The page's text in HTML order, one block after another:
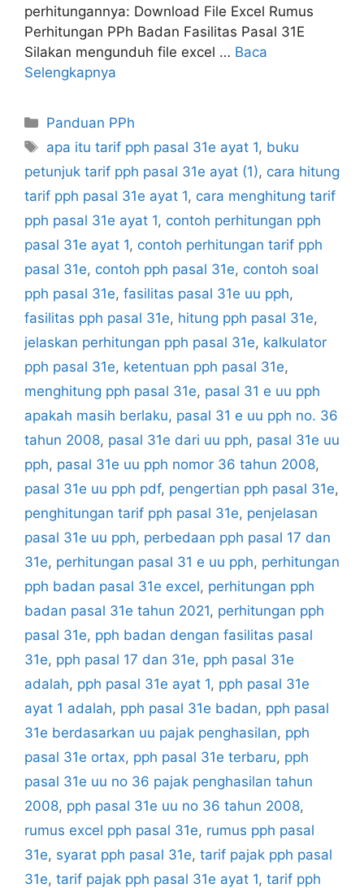
perhitungannya: Download File Excel Rumus
Perhitungan PPh Badan Fasilitas Pasal 31E
Silakan mengunduh file excel … Baca
Selengkapnya
Kategori
Panduan PPh
Tag
apa itu tarif pph pasal 31e ayat 1, buku
petunjuk tarif pph pasal 31e ayat (1), cara hitung
tarif pph pasal 31e ayat 1, cara menghitung tarif
pph pasal 31e ayat 1, contoh perhitungan pph
pasal 31e ayat 1, contoh perhitungan tarif pph
pasal 31e, contoh pph pasal 31e, contoh soal
pph pasal 31e, fasilitas pasal 31e uu pph,
fasilitas pph pasal 31e, hitung pph pasal 31e,
jelaskan perhitungan pph pasal 31e, kalkulator
pph pasal 31e, ketentuan pph pasal 31e,
menghitung pph pasal 31e, pasal 31 e uu pph
apakah masih berlaku, pasal 31 e uu pph no. 36
tahun 2008, pasal 31e dari uu pph, pasal 31e uu
pph, pasal 31e uu pph nomor 36 tahun 2008,
pasal 31e uu pph pdf, pengertian pph pasal 31e,
penghitungan tarif pph pasal 31e, penjelasan
pasal 31e uu pph, perbedaan pph pasal 17 dan
31e, perhitungan pasal 31 e uu pph, perhitungan
pph badan pasal 31e excel, perhitungan pph
badan pasal 31e tahun 2021, perhitungan pph
pasal 31e, pph badan dengan fasilitas pasal
31e, pph pasal 17 dan 31e, pph pasal 31e
adalah, pph pasal 31e ayat 1, pph pasal 31e
ayat 1 adalah, pph pasal 31e badan, pph pasal
31e berdasarkan uu pajak penghasilan, pph
pasal 31e ortax, pph pasal 31e terbaru, pph
pasal 31e uu no 36 pajak penghasilan tahun
2008, pph pasal 31e uu no 36 tahun 2008,
rumus excel pph pasal 31e, rumus pph pasal
31e, syarat pph pasal 31e, tarif pajak pph pasal
31e, tarif pajak pph pasal 31e ayat 1, tarif pph